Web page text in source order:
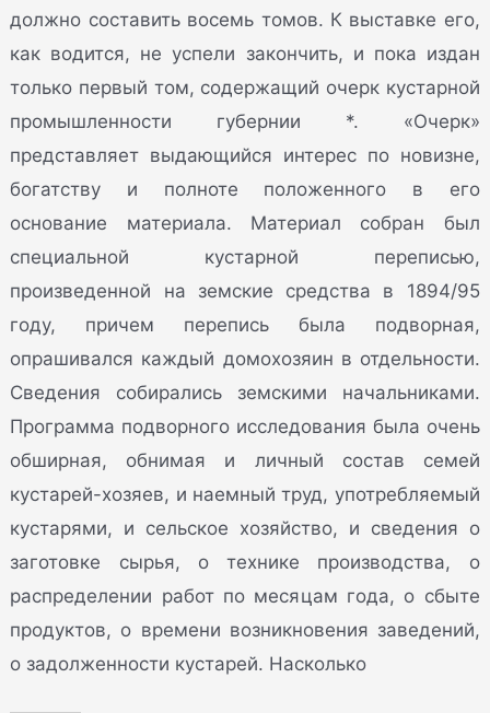
должно составить восемь томов. К выставке его,
как водится, не успели закончить, и пока издан
только первый том, содержащий очерк кустарной
промышленности губернии *. «Очерк»
представляет выдающийся интерес по новизне,
богатству и полноте положенного в его
основание материала. Материал собран был
специальной кустарной переписью,
произведенной на земские средства в 1894/95
году, причем перепись была подворная,
опрашивался каждый домохозяин в отдельности.
Сведения собирались земскими начальниками.
Программа подворного исследования была очень
обширная, обнимая и личный состав семей
кустарей-хозяев, и наемный труд, употребляемый
кустарями, и сельское хозяйство, и сведения о
заготовке сырья, о технике производства, о
распределении работ по месяцам года, о сбыте
продуктов, о времени возникновения заведений,
о задолженности кустарей. Насколько